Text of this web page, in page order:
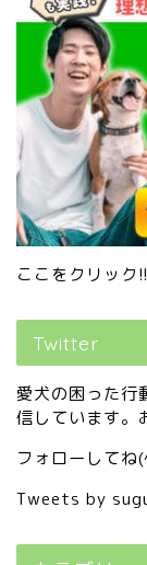
ここをクリック!!
Twitter
愛犬の困った行
信しています。
フォローしてね
Tweets by